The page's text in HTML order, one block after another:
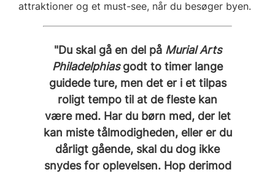
attraktioner og et must-see, når du besøger byen.
"Du skal gå en del på Murial Arts
Philadelphiasgodt to timer lange
guidede ture, men det er i et tilpas
roligt tempo til at de fleste kan
være med. Har du børn med, der let
kan miste tålmodigheden, eller er du
dårligt gående, skal du dog ikke
snydes for oplevelsen. Hop derimod